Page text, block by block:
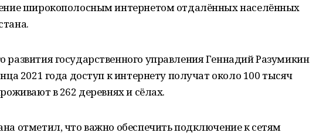
широкополосным интернетом отдалённых населённых
государственного управления Геннадий Разумикин
2021 года доступ к интернету получат около 100 тысяч
в 262 деревнях и сёлах.
отметил, что важно обеспечить подключение к сетям